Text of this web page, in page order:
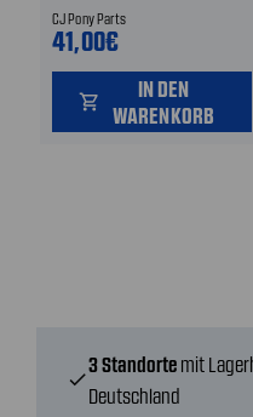
CJ Pony Parts
41,00€
shopping_cart
IN DEN
WARENKORB
check
3 Standorte mit
Deutschland